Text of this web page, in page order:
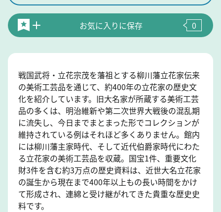
お気に入りに保存 0
戦国武将・立花宗茂を藩祖とする柳川藩立花家伝来
の美術工芸品を通じて、約400年の立花家の歴史文
化を紹介しています。旧大名家が所蔵する美術工芸
品の多くは、明治維新や第二次世界大戦後の混乱期
に流失し、今日までまとまった形でコレクションが
維持されている例はそれほど多くありません。館内
には柳川藩主家時代、そして近代伯爵家時代にわた
る立花家の美術工芸品を収蔵。国宝1件、重要文化
財3件を含む約3万点の歴史資料は、近世大名立花家
の誕生から現在まで400年以上もの長い時間をかけ
て形成され、連綿と受け継がれてきた貴重な歴史史
料です。